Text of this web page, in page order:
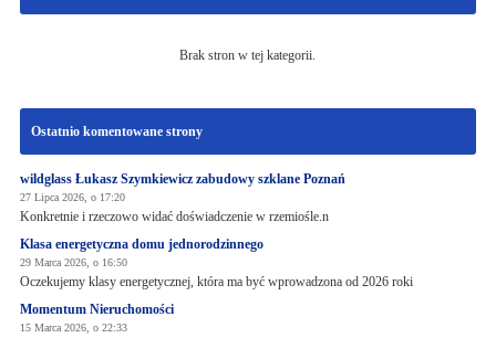
Brak stron w tej kategorii.
Ostatnio komentowane strony
wildglass Łukasz Szymkiewicz zabudowy szklane Poznań
27 Lipca 2026, o 17:20
Konkretnie i rzeczowo widać doświadczenie w rzemiośle.n
Klasa energetyczna domu jednorodzinnego
29 Marca 2026, o 16:50
Oczekujemy klasy energetycznej, która ma być wprowadzona od 2026 roki
Momentum Nieruchomości
15 Marca 2026, o 22:33